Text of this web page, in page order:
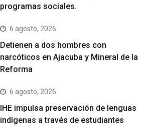
programas sociales.
6 agosto, 2026
Detienen a dos hombres con
narcóticos en Ajacuba y Mineral de la
Reforma
6 agosto, 2026
IHE impulsa preservación de lenguas
indígenas a través de estudiantes